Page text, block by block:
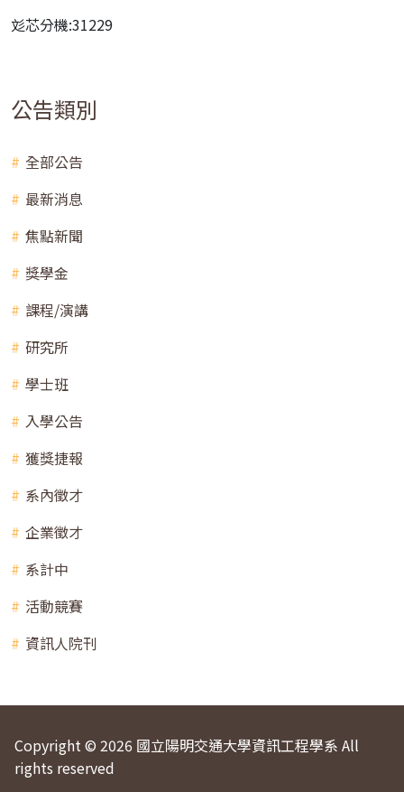
彣芯分機:31229
公告類別
全部公告
最新消息
焦點新聞
獎學金
課程/演講
研究所
學士班
入學公告
獲獎捷報
系內徵才
企業徵才
系計中
活動競賽
資訊人院刊
Copyright © 2026 國立陽明交通大學資訊工程學系 All
rights reserved